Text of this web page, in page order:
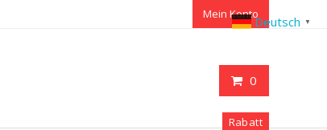
Mein Konto
0
Rabatt
Deutsch ▼